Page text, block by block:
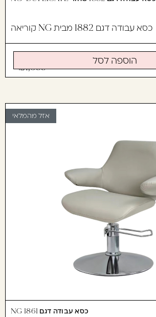
כסא עבודה דגם 1882 מבית NG קוריאה
1,699
הוספה לסל
אזל מהמלאי
כסא עבודה דגם 1861 NG